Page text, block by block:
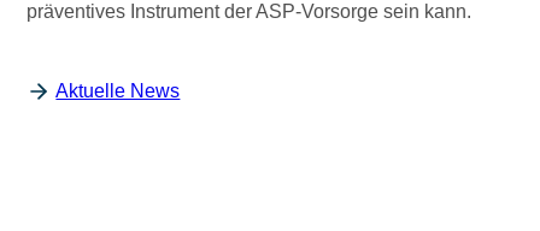
präventives Instrument der ASP-Vorsorge sein kann.
Aktuelle News